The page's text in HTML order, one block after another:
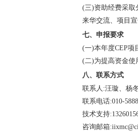
(三)资助经费采取
来华交流、项目宣
七、申报要求
(一)本年度CEP项
(二)为提高资金使
八、联系方式
联系人:汪璇、杨
联系电话:010-
技术支持
咨询邮箱